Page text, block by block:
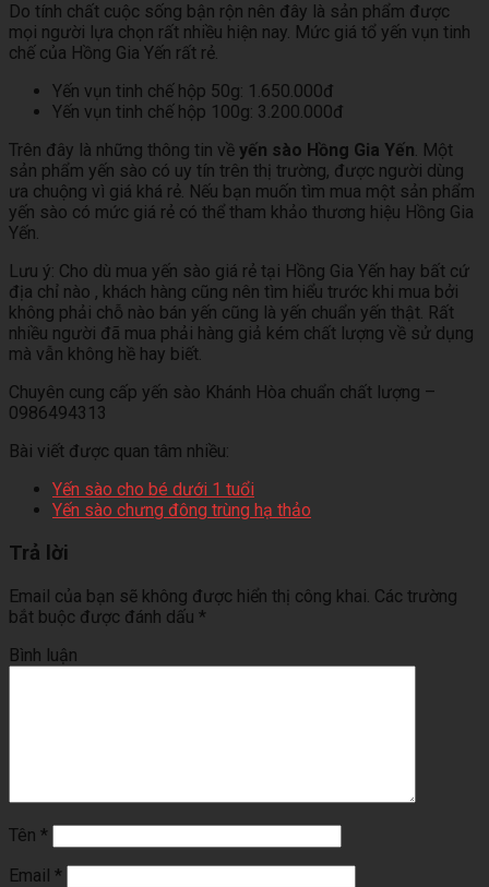
Do tính chất cuộc sống bận rộn nên đây là sản phẩm được
mọi người lựa chọn rất nhiều hiện nay. Mức giá tổ yến vụn tinh
chế của Hồng Gia Yến rất rẻ.
Yến vụn tinh chế hộp 50g: 1.650.000đ
Yến vụn tinh chế hộp 100g: 3.200.000đ
Trên đây là những thông tin về yến sào Hồng Gia Yến. Một
sản phẩm yến sào có uy tín trên thị trường, được người dùng
ưa chuộng vì giá khá rẻ. Nếu bạn muốn tìm mua một sản phẩm
yến sào có mức giá rẻ có thể tham khảo thương hiệu Hồng Gia
Yến.
Lưu ý: Cho dù mua yến sào giá rẻ tại Hồng Gia Yến hay bất cứ
địa chỉ nào , khách hàng cũng nên tìm hiểu trước khi mua bởi
không phải chỗ nào bán yến cũng là yến chuẩn yến thật. Rất
nhiều người đã mua phải hàng giả kém chất lượng về sử dụng
mà vẫn không hề hay biết.
Chuyên cung cấp yến sào Khánh Hòa chuẩn chất lượng –
0986494313
Bài viết được quan tâm nhiều:
Yến sào cho bé dưới 1 tuổi
Yến sào chưng đông trùng hạ thảo
Trả lời
Email của bạn sẽ không được hiển thị công khai. Các trường
bắt buộc được đánh dấu *
Bình luận
Tên *
Email *